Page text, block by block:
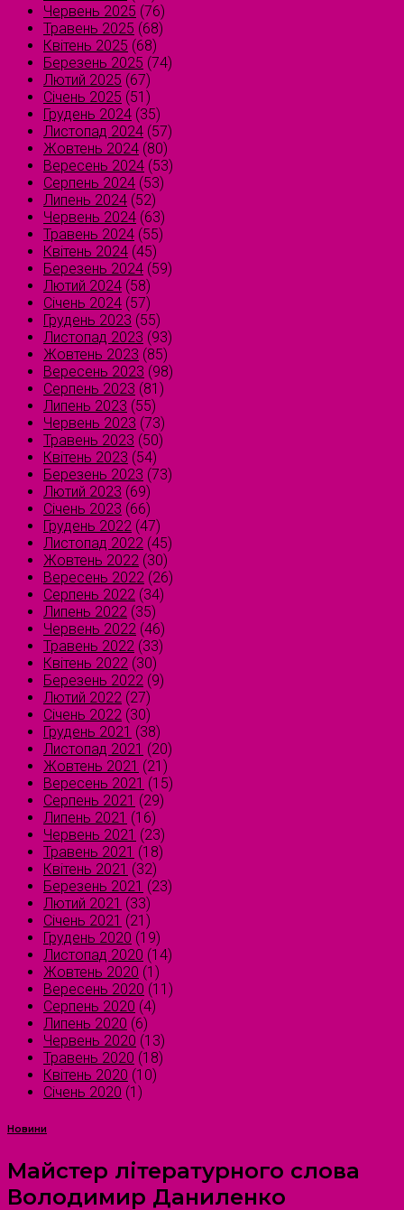
Червень 2025 (76)
Травень 2025 (68)
Квітень 2025 (68)
Березень 2025 (74)
Лютий 2025 (67)
Січень 2025 (51)
Грудень 2024 (35)
Листопад 2024 (57)
Жовтень 2024 (80)
Вересень 2024 (53)
Серпень 2024 (53)
Липень 2024 (52)
Червень 2024 (63)
Травень 2024 (55)
Квітень 2024 (45)
Березень 2024 (59)
Лютий 2024 (58)
Січень 2024 (57)
Грудень 2023 (55)
Листопад 2023 (93)
Жовтень 2023 (85)
Вересень 2023 (98)
Серпень 2023 (81)
Липень 2023 (55)
Червень 2023 (73)
Травень 2023 (50)
Квітень 2023 (54)
Березень 2023 (73)
Лютий 2023 (69)
Січень 2023 (66)
Грудень 2022 (47)
Листопад 2022 (45)
Жовтень 2022 (30)
Вересень 2022 (26)
Серпень 2022 (34)
Липень 2022 (35)
Червень 2022 (46)
Травень 2022 (33)
Квітень 2022 (30)
Березень 2022 (9)
Лютий 2022 (27)
Січень 2022 (30)
Грудень 2021 (38)
Листопад 2021 (20)
Жовтень 2021 (21)
Вересень 2021 (15)
Серпень 2021 (29)
Липень 2021 (16)
Червень 2021 (23)
Травень 2021 (18)
Квітень 2021 (32)
Березень 2021 (23)
Лютий 2021 (33)
Січень 2021 (21)
Грудень 2020 (19)
Листопад 2020 (14)
Жовтень 2020 (1)
Вересень 2020 (11)
Серпень 2020 (4)
Липень 2020 (6)
Червень 2020 (13)
Травень 2020 (18)
Квітень 2020 (10)
Січень 2020 (1)
Новини
Майстер літературного слова
Володимир Даниленко